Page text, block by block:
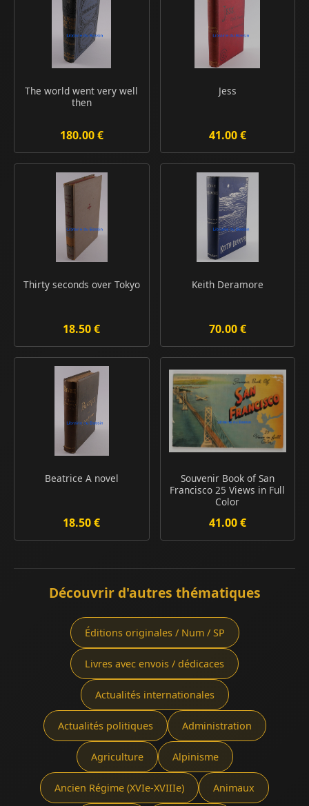
The world went very well
then
180.00 €
Jess
41.00 €
Thirty seconds over Tokyo
18.50 €
Keith Deramore
70.00 €
Beatrice A novel
18.50 €
Souvenir Book of San
Francisco 25 Views in Full
Color
41.00 €
Découvrir d'autres thématiques
Éditions originales / Num / SP
Livres avec envois / dédicaces
Actualités internationales
Actualités politiques Administration
Agriculture Alpinisme
Ancien Régime (XVIe-XVIIIe) Animaux